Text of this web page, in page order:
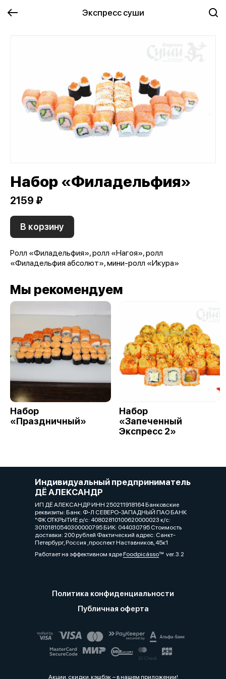
Экспресс суши
Набор «Филадельфия»
2159 ₽
В корзину
Ролл «Филадельфия», ролл «Нагоя», ролл
«Филадельфия абсолют», мини-ролл «Икура»
Мы рекомендуем
Набор
«Праздничный»
Набор
«Запеченный
Экспресс 2»
Индивидуальный предприниматель
ДЁ АЛЕКСАНДР
ИП ДЁ АЛЕКСАНДР ИНН 250211918164 Банковские
реквизиты: Банк: Ф-Л СЕВЕРО-ЗАПАДНЫЙ ПАО БАНК
"ФК ОТКРЫТИЕ р/с: 40802810100620000023 к/с:
30101810540300000795 БИК: 044030795 Стоимость
доставки: 200 рублей Фактический адрес: Санкт-
Петербург, Россия ,проспект Наставников, 45к1
Работает на эффективном ядреFoodpicássover. 3.2
Политика конфиденциальности
Публичная оферта
Акции, скидки, кэшбэк − в нашем приложении!